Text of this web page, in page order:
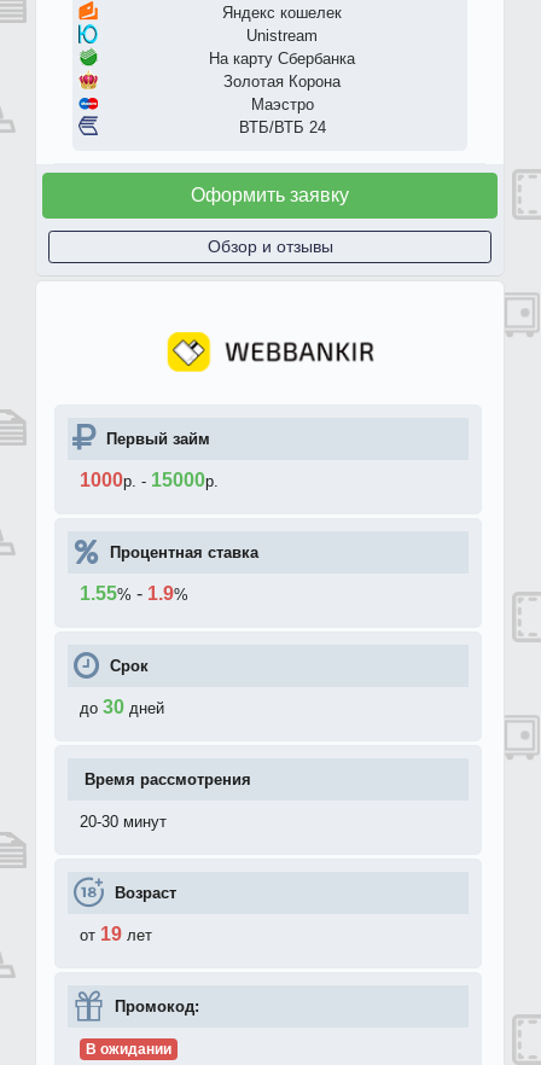
Яндекс кошелек
Unistream
На карту Сбербанка
Золотая Корона
Маэстро
ВТБ/ВТБ 24
Оформить заявку
Обзор и отзывы
Первый займ
1000р. - 15000р.
Процентная ставка
1.55% - 1.9%
Срок
до 30 дней
Время рассмотрения
20-30 минут
Возраст
от 19 лет
Промокод:
В ожидании